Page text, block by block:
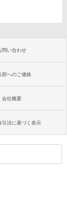
問い合わせ
部へのご連絡
会社概要
引法に基づく表示